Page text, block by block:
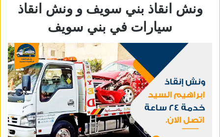
ونش انقاذ بني سويف و ونش انقاذ
سيارات في بني سويف